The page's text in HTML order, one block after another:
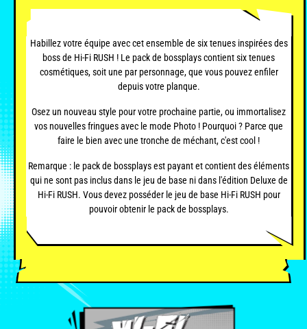
Habillez votre équipe avec cet ensemble de six tenues inspirées des
boss de Hi-Fi RUSH ! Le pack de bossplays contient six tenues
cosmétiques, soit une par personnage, que vous pouvez enfiler
depuis votre planque.
Osez un nouveau style pour votre prochaine partie, ou immortalisez
vos nouvelles fringues avec le mode Photo ! Pourquoi ? Parce que
faire le bien avec une tronche de méchant, c'est cool !
Remarque : le pack de bossplays est payant et contient des éléments
qui ne sont pas inclus dans le jeu de base ni dans l'édition Deluxe de
Hi-Fi RUSH. Vous devez posséder le jeu de base Hi-Fi RUSH pour
pouvoir obtenir le pack de bossplays.